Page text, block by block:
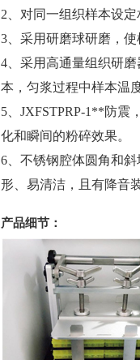
2、对同一组织样本设
3、采用研磨球研磨，
4、采用高通量组织研
本，匀浆过程中样本温
5、JXFSTPRP-1**防震
化和瞬间的粉碎效果。
6、不锈钢腔体圆角和
形、易清洁，且有降音
产品细节：